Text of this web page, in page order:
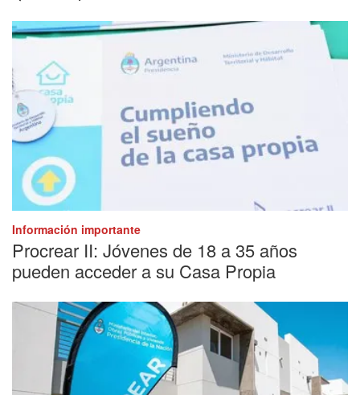
Información importante
Procrear II: Jóvenes de 18 a 35 años
pueden acceder a su Casa Propia